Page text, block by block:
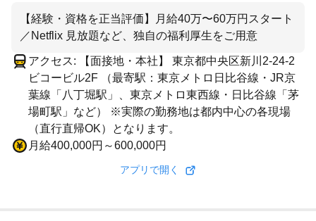
【経験・資格を正当評価】月給40万〜60万円スタート
／Netflix 見放題など、独自の福利厚生をご用意
アクセス: 【面接地・本社】 東京都中央区新川2-24-2
ビコービル2F （最寄駅：東京メトロ日比谷線・JR京
葉線「八丁堀駅」、東京メトロ東西線・日比谷線「茅
場町駅」など） ※実際の勤務地は都内中心の各現場
（直行直帰OK）となります。
月給400,000円～600,000円
アプリで開く